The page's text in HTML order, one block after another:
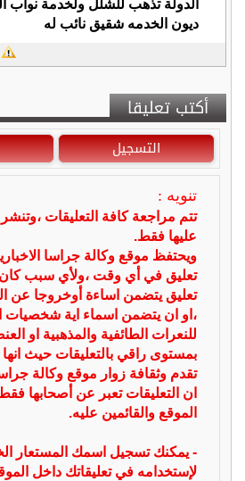
الدولة تذهب للشلل ولخدمة نواب
ديون الخدمه شقيق نائب له
أكتب تعليقا
التسجيل
تنويه :
تتم مراجعة كافة التعليقات
عليها فقط.
ويحتفظ موقع وكالة جراسا
تعليق في أي وقت ،ولأي سبب
تعليق يتضمن اساءة أوخروجا عن
،او ان يتضمن اسماء اية شخصيات
للنعرات الطائفية والمذهبية او
بمستوى راقي بالتعليقات حيث
تقدم وثقافة زوار موقع وكالة
ان التعليقات تعبر عن أصحابها
الموقع والقائمين عليه.
- يمكنك تسجيل اسمك المستعار
لإستخدامه في تعليقاتك داخل